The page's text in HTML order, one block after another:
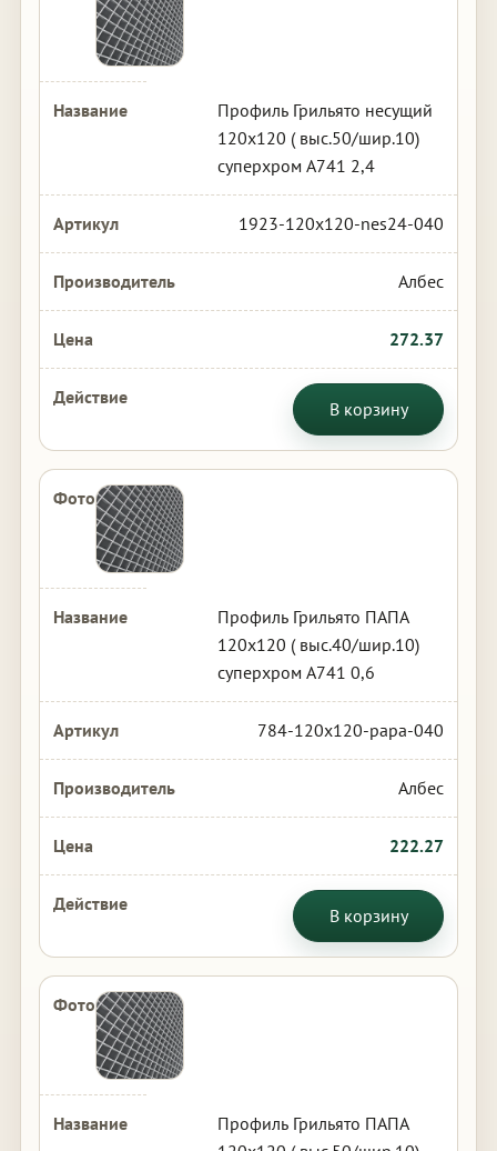
Профиль Грильято несущий
120х120 ( выс.50/шир.10)
суперхром А741 2,4
1923-120x120-nes24-040
Албес
272.37
В корзину
Профиль Грильято ПАПА
120х120 ( выс.40/шир.10)
суперхром А741 0,6
784-120x120-papa-040
Албес
222.27
В корзину
Профиль Грильято ПАПА